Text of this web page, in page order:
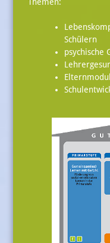
Schülern
psychische
Elternmodul